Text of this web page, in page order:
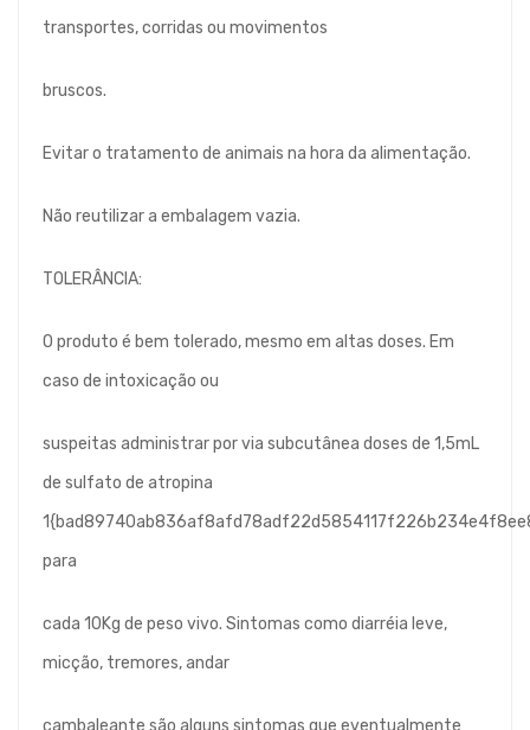
transportes, corridas ou movimentos
bruscos.
Evitar o tratamento de animais na hora da alimentação.
Não reutilizar a embalagem vazia.
TOLERÂNCIA:
O produto é bem tolerado, mesmo em altas doses. Em
caso de intoxicação ou
suspeitas administrar por via subcutânea doses de 1,5mL
de sulfato de atropina
para
cada 10Kg de peso vivo. Sintomas como diarréia leve,
micção, tremores, andar
cambaleante são alguns sintomas que eventualmente